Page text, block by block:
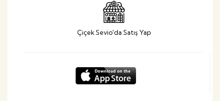
Çiçek Sevio'da Satış Yap